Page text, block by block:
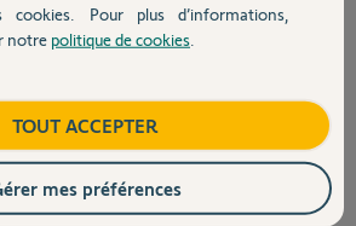
il y a presque 6 ans
cookies. Pour plus d’informations,
notre politique de cookies
TOUT ACCEPTER
mes préférences